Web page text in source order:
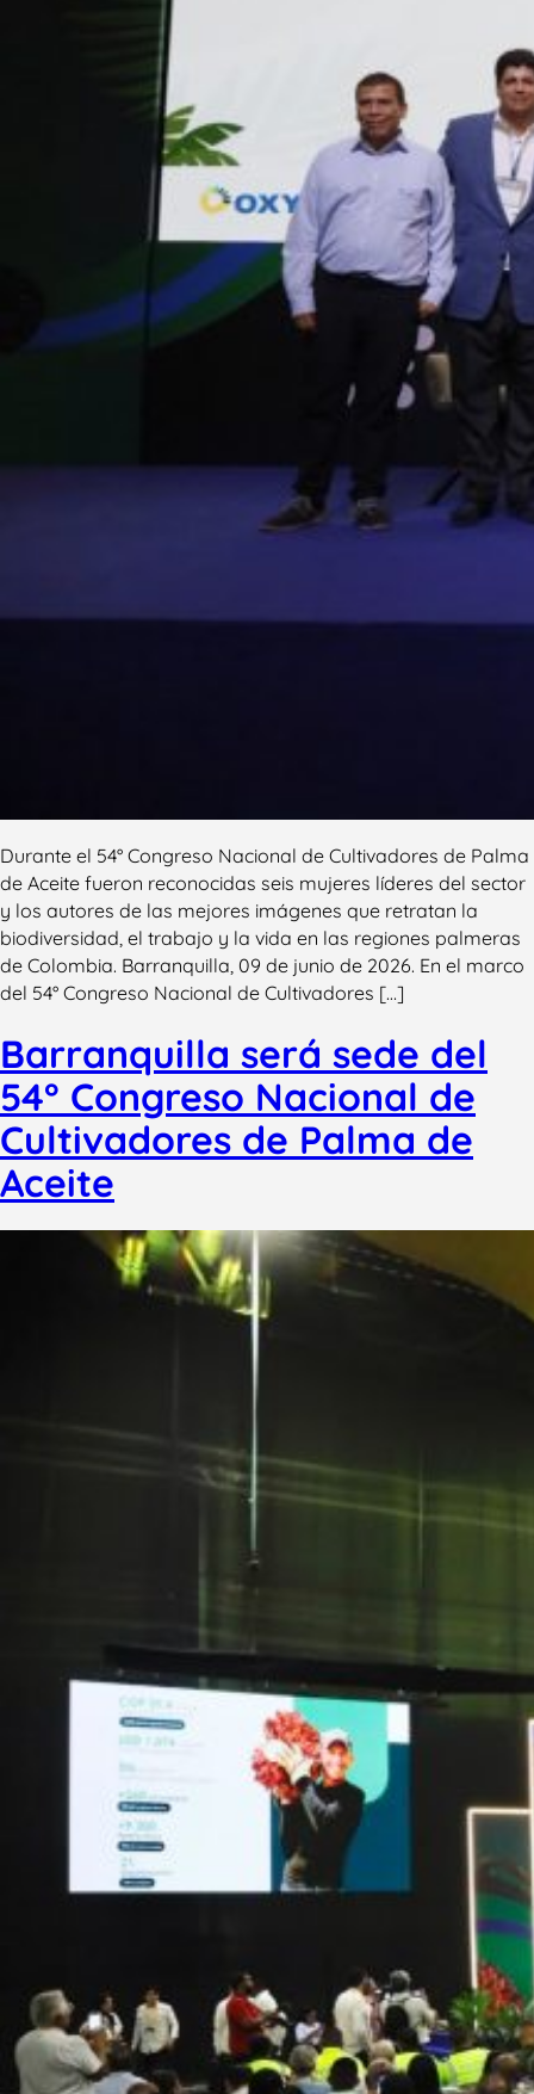
Durante el 54° Congreso Nacional de Cultivadores de Palma
de Aceite fueron reconocidas seis mujeres líderes del sector
y los autores de las mejores imágenes que retratan la
biodiversidad, el trabajo y la vida en las regiones palmeras
de Colombia. Barranquilla, 09 de junio de 2026. En el marco
del 54° Congreso Nacional de Cultivadores […]
Barranquilla será sede del
54° Congreso Nacional de
Cultivadores de Palma de
Aceite